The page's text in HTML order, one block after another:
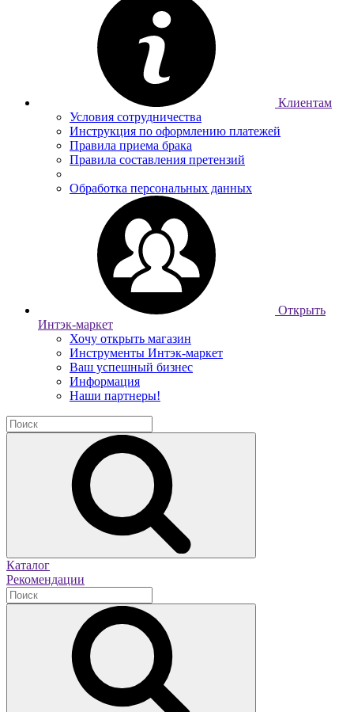
Клиентам
Условия сотрудничества
Инструкция по оформлению платежей
Правила приема брака
Правила составления претензий
Обработка персональных данных
Открыть
Интэк-маркет
Хочу открыть магазин
Инструменты Интэк-маркет
Ваш успешный бизнес
Информация
Наши партнеры!
Каталог
Рекомендации